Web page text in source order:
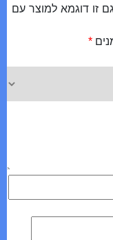
זו דוגמא למוצר עם
*